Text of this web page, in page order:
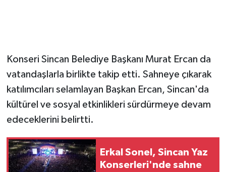
Konseri Sincan Belediye Başkanı Murat Ercan da
vatandaşlarla birlikte takip etti. Sahneye çıkarak
katılımcıları selamlayan Başkan Ercan, Sincan'da
kültürel ve sosyal etkinlikleri sürdürmeye devam
edeceklerini belirtti.
Erkal Sonel, Sincan Yaz
Konserleri'nde sahne